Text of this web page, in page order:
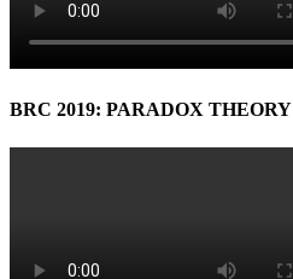
BRC 2019: PARADOX THEORY